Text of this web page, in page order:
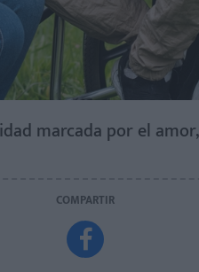
marcada por el
COMPARTIR
